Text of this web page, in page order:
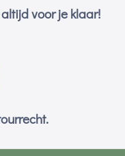
voor je klaar!